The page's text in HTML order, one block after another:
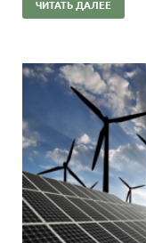
ЧИТАТЬ ДАЛЕЕ